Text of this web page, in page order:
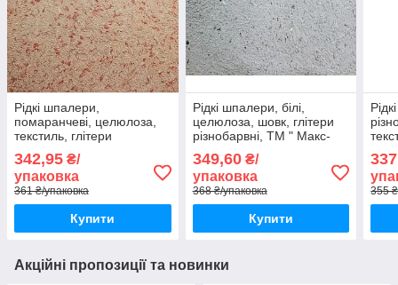
Рідкі шпалери,
помаранчеві, целюлоза,
текстиль, глітери
крапка, ТМ "Макс-Колор",
Тип 108/1
342,95 ₴/
упаковка
361 ₴/упаковка
Купити
Рідкі шпалери, білі,
целюлоза, шовк, глітери
різнобарвні, ТМ " Макс-
349,60₴/
упаковка
368 ₴/упаковка
Купити
Тип
355
Акційні пропозиції та новинки